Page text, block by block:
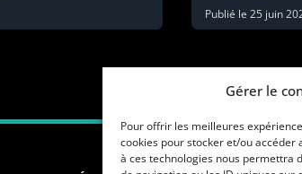
Gérer le
Pour offrir les meilleures
cookies pour stocker et/ou
à ces technologies nous permettra
Publié le 25 juin